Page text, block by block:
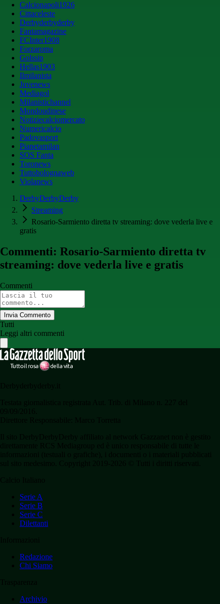
Calcionapoli1926
Cittaceleste
Derbyderbyderby
Fantamagazine
FCInter1908
Forzaroma
Golssip
Hellas1903
Ilmilanista
Juvenews
Mediagol
Milanistichannel
Mondoudinese
Notiziecalciomercato
Numericalcio
Padovasport
Pianetamilan
SOS Fanta
Toronews
Tuttobolognaweb
Violanews
DerbyDerbyDerby
Streaming
Rosario-Sarmiento diretta tv streaming: dove vederla live e
gratis
Commenti: Rosario-Sarmiento diretta tv
streaming: dove vederla live e gratis
Commenti
Invia Commento
Tutti
Leggi altri commenti
Serie A
Serie B
Serie C
Dilettanti
Redazione
Chi Siamo
Archivio